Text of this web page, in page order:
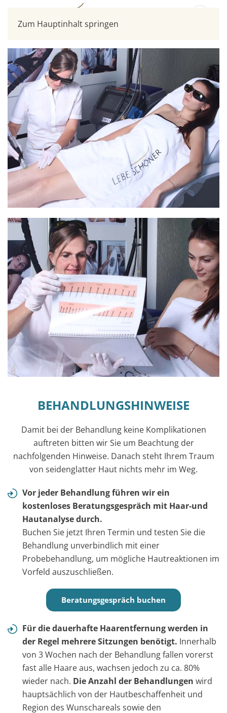
Zum Hauptinhalt springen
BEHANDLUNGSHINWEISE
Damit bei der Behandlung keine Komplikationen
auftreten bitten wir Sie um Beachtung der
nachfolgenden Hinweise. Danach steht Ihrem Traum
von seidenglatter Haut nichts mehr im Weg.
Vor jeder Behandlung führen wir ein
kostenloses Beratungsgespräch mit Haar-und
Hautanalyse durch.
Buchen Sie jetzt Ihren Termin und testen Sie die
Behandlung unverbindlich mit einer
Probebehandlung, um mögliche Hautreaktionen im
Vorfeld auszuschließen.
Beratungsgespräch buchen
Für die dauerhafte Haarentfernung werden in
der Regel mehrere Sitzungen benötigt. Innerhalb
von 3 Wochen nach der Behandlung fallen vorerst
fast alle Haare aus, wachsen jedoch zu ca. 80%
wieder nach. Die Anzahl der Behandlungen wird
hauptsächlich von der Hautbeschaffenheit und
Region des Wunschareals sowie den